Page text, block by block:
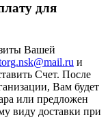
для
Вашей
и
Счет. После
Вам будет
или предложен
виду доставки при